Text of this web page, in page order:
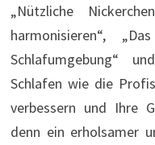
„Nützliche
harmonisieren“,
Schlafumgebung“
Schlafen wie die
verbessern und Ihre
denn ein erholsamer